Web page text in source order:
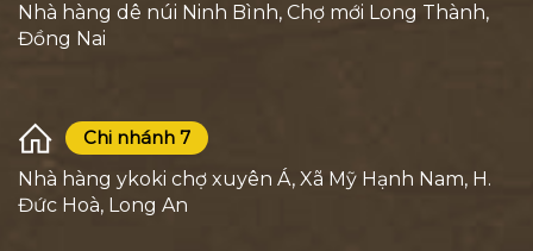
Nhà hàng dê núi Ninh Bình, Chợ mới Long Thành,
Đồng Nai
Chi nhánh 7
Nhà hàng ykoki chợ xuyên Á, Xã Mỹ Hạnh Nam, H.
Đức Hoà, Long An